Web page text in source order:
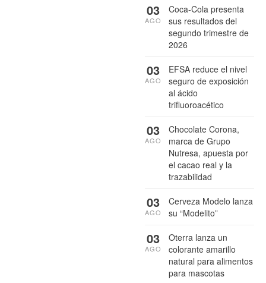
Coca-Cola presenta
sus resultados del
segundo trimestre de
2026
03
AGO
EFSA reduce el nivel
seguro de exposición
al ácido
trifluoroacético
03
AGO
Chocolate Corona,
marca de Grupo
Nutresa, apuesta por
el cacao real y la
trazabilidad
03
AGO
Cerveza Modelo lanza
su “Modelito”
03
AGO
Oterra lanza un
colorante amarillo
natural para alimentos
para mascotas
03
AGO